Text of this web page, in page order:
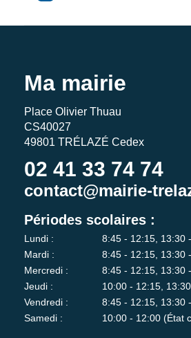
Ma mairie
Place Olivier Thuau
CS40027
49801 TRÉLAZÉ Cedex
02 41 33 74 74
contact@mairie-
Périodes scolaires :
Lundi :
8:45 - 12:15, 13:30
Mardi :
8:45 - 12:15, 13:30
Mercredi :
8:45 - 12:15, 13:30
Jeudi :
10:00 - 12:15,
Vendredi :
8:45 - 12:15, 13:30
Samedi :
10:00 - 12:00 (État